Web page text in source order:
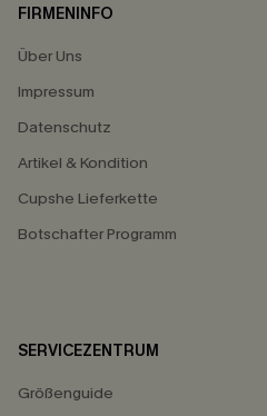
FIRMENINFO
Über Uns
Impressum
Datenschutz
Artikel & Kondition
Cupshe Lieferkette
Botschafter Programm
SERVICEZENTRUM
Größenguide